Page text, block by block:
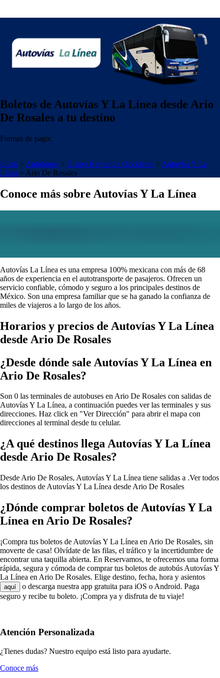
Boletos de Autovías Y La Línea desde Ario
De Rosales a tu destino
Formas de pago:
Inicio > Autobuses > Grupo Herradura Occidente > Autovías Y La
Línea > Ario De Rosales
Conoce más sobre Autovías Y La Línea
Autovías La Línea es una empresa 100% mexicana con más de 68
años de experiencia en el autotransporte de pasajeros. Ofrecen un
servicio confiable, cómodo y seguro a los principales destinos de
México. Son una empresa familiar que se ha ganado la confianza de
miles de viajeros a lo largo de los años.
Horarios y precios de Autovías Y La Línea
desde Ario De Rosales
¿Desde dónde sale Autovías Y La Línea en
Ario De Rosales?
Son 0 las terminales de autobuses en Ario De Rosales con salidas de
Autovías Y La Línea, a continuación puedes ver las terminales y sus
direcciones. Haz click en "Ver Dirección" para abrir el mapa con
direcciones al terminal desde tu celular.
¿A qué destinos llega Autovías Y La Línea
desde Ario De Rosales?
Desde Ario De Rosales, Autovías Y La Línea tiene salidas a .Ver todos
los destinos de Autovías Y La Línea desde Ario De Rosales
¿Dónde comprar boletos de Autovías Y La
Línea en Ario De Rosales?
¡Compra tus boletos de Autovías Y La Línea en Ario De Rosales, sin
moverte de casa! Olvídate de las filas, el tráfico y la incertidumbre de
encontrar una taquilla abierta. En Reservamos, te ofrecemos una forma
rápida, segura y cómoda de comprar tus boletos de autobús Autovías Y
La Línea en Ario De Rosales. Elige destino, fecha, hora y asientos
aquí
o descarga nuestra app gratuita para iOS o Android. Paga
seguro y recibe tu boleto. ¡Compra ya y disfruta de tu viaje!
Atención Personalizada
¿Tienes dudas? Nuestro equipo está listo para ayudarte.
Conoce más